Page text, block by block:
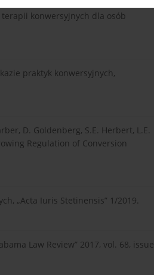
konwersyjnych dla osób
praktyk konwersyjnych,
D. Goldenberg, S.E. Herbert, L.E.
Regulation of Conversion
„Acta Iuris Stetinensis” 1/2019.
Law Review” 2017, vol. 68, issue